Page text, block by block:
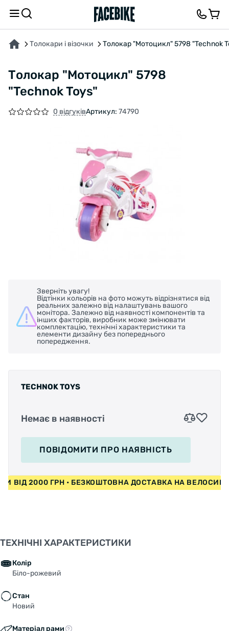
Толокари і візочки Толокар "Мотоцикл" 5798 "Technok
Толокар "Мотоцикл" 5798
"Technok Toys"
0 відгуківАртикул: 74790
Зверніть увагу!
Відтінки кольорів на фото можуть відрізнятися від
реальних залежно від налаштувань вашого
монітора. Залежно від наявності компонентів та
інших факторів, виробник може змінювати
комплектацію, технічні характеристики та
елементи дизайну без попереднього
попередження.
TECHNOK TOYS
Немає в наявності
ПОВІДОМИТИ ПРО НАЯВНІСТЬ
ВІД 2000 ГРН • БЕЗКОШТОВНА ДОСТАВКА НА
ТЕХНІЧНІ ХАРАКТЕРИСТИКИ
Колір
Біло-рожевий
Стан
Новий
Матеріал рами
ПРО ТОВАР ХАРАКТЕРИСТИКИВІДГУКИ ТА ЗАПИТАННЯ